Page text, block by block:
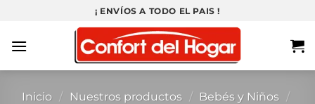
contenido
¡ ENVÍOS A TODO EL PAIS !
Inicio / Nuestros productos / Bebés y Niños /